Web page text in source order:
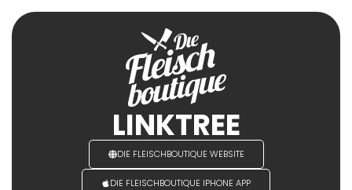
LINKTREE
DIE FLEISCHBOUTIQUE WEBSITE
DIE FLEISCHBOUTIQUE IPHONE APP